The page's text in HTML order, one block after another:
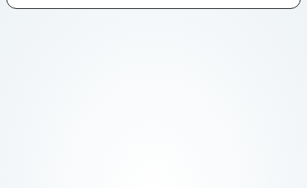
e-mail: iod@powiat-ostrowski.pl,